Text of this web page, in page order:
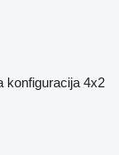
konfiguracija 4x2